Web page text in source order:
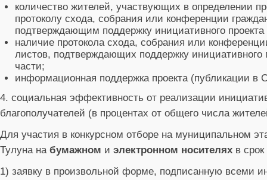
количество жителей, участвующих в определении
протоколу схода, собрания или конференции
подтверждающим поддержку инициативного
наличие протокола схода, собрания или
листов, подтверждающих поддержку
части;
информационная поддержка проекта (публикации
4. социальная эффективность от реализации
благополучателей (в процентах от общего числа
Для участия в конкурсном отборе на муниципальном
Тулуна на бумажном и электронном носителях в срок
1) заявку в произвольной форме, подписанную всеми